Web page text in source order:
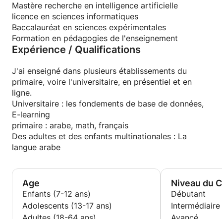
Mastère recherche en intelligence artificielle
licence en sciences informatiques
Baccalauréat en sciences expérimentales
Formation en pédagogies de l'enseignement
Expérience / Qualifications
J'ai enseigné dans plusieurs établissements du
primaire, voire l'universitaire, en présentiel et en
ligne.
Universitaire : les fondements de base de données,
E-learning
primaire : arabe, math, français
Des adultes et des enfants multinationales : La
langue arabe
Age
Enfants (7-12 ans)
Adolescents (13-17 ans)
Niveau du
Débutant
Intermédiaire